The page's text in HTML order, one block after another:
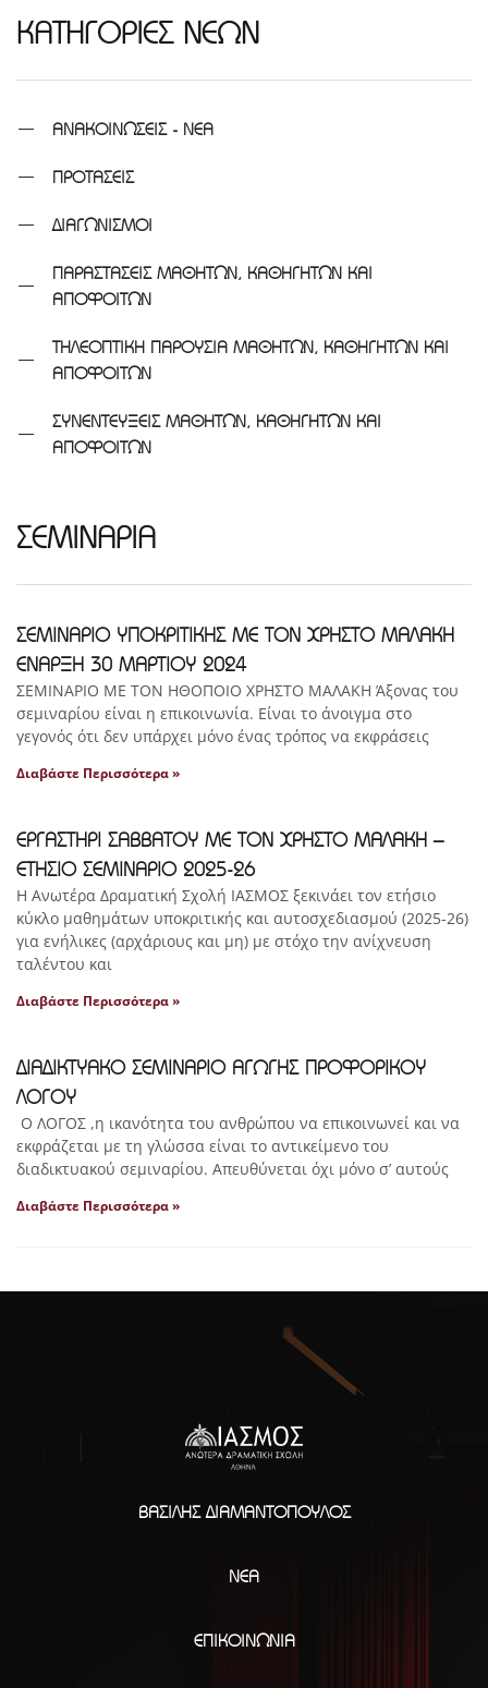
ΚΑΤΗΓΟΡΙΕΣ ΝΕΩΝ
ΑΝΑΚΟΙΝΩΣΕΙΣ - ΝΕΑ
ΠΡΟΤΑΣΕΙΣ
ΔΙΑΓΩΝΙΣΜΟΙ
ΠΑΡΑΣΤΑΣΕΙΣ ΜΑΘΗΤΩΝ, ΚΑΘΗΓΗΤΩΝ ΚΑΙ
ΑΠΟΦΟΙΤΩΝ
ΤΗΛΕΟΠΤΙΚΗ ΠΑΡΟΥΣΙΑ ΜΑΘΗΤΩΝ, ΚΑΘΗΓΗΤΩΝ ΚΑΙ
ΑΠΟΦΟΙΤΩΝ
ΣΥΝΕΝΤΕΥΞΕΙΣ ΜΑΘΗΤΩΝ, ΚΑΘΗΓΗΤΩΝ ΚΑΙ
ΑΠΟΦΟΙΤΩΝ
ΣΕΜΙΝΑΡΙΑ
ΣΕΜΙΝΑΡΙΟ ΥΠΟΚΡΙΤΙΚΗΣ ΜΕ ΤΟΝ ΧΡΗΣΤΟ ΜΑΛΑΚΗ
ΕΝΑΡΞΗ 30 ΜΑΡΤΙΟΥ 2024
ΣΕΜΙΝΑΡΙΟ ΜΕ ΤΟΝ ΗΘΟΠΟΙΟ ΧΡΗΣΤΟ ΜΑΛΑΚΗ Άξονας του
σεμιναρίου είναι η επικοινωνία. Είναι το άνοιγμα στο
γεγονός ότι δεν υπάρχει μόνο ένας τρόπος να εκφράσεις
Διαβάστε Περισσότερα »
ΕΡΓΑΣΤΗΡΙ ΣΑΒΒΑΤΟΥ ΜΕ ΤΟΝ ΧΡΗΣΤΟ ΜΑΛΑΚΗ –
ΕΤΗΣΙΟ ΣΕΜΙΝΑΡΙΟ 2025-26
Η Ανωτέρα Δραματική Σχολή ΙΑΣΜΟΣ ξεκινάει τον ετήσιο
κύκλο μαθημάτων υποκριτικής και αυτοσχεδιασμού (2025-26)
για ενήλικες (αρχάριους και μη) με στόχο την ανίχνευση
ταλέντου και
Διαβάστε Περισσότερα »
ΔΙΑΔΙΚΤΥΑΚΟ ΣΕΜΙΝΑΡΙΟ ΑΓΩΓΗΣ ΠΡΟΦΟΡΙΚΟΥ
ΛΟΓΟΥ
Ο ΛΟΓΟΣ ,η ικανότητα του ανθρώπου να επικοινωνεί και να
εκφράζεται με τη γλώσσα είναι το αντικείμενο του
διαδικτυακού σεμιναρίου. Απευθύνεται όχι μόνο σ’ αυτούς
Διαβάστε Περισσότερα »
ΒΑΣΊΛΗΣ ΔΙΑΜΑΝΤΌΠΟΥΛΟΣ
ΝΈΑ
ΕΠΙΚΟΙΝΩΝΊΑ